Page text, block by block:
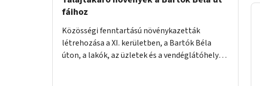
fáihoz
Közösségi fenntartású növénykazetták
létrehozása a XI. kerületben, a Bartók Béla
úton, a lakók, az üzletek és a vendéglátóhelyek